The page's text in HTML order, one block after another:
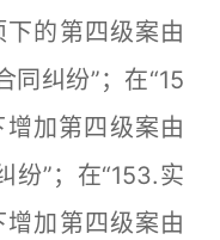
的第四级案由
同纠纷”；在“15
加第四级案由
纷”；在“153.实
加第四级案由